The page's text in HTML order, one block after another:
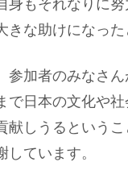
身もそれなりに
な助けになった
参加者のみなさ
で日本の文化や
献しうるという
ています。